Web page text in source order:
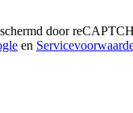
door
en